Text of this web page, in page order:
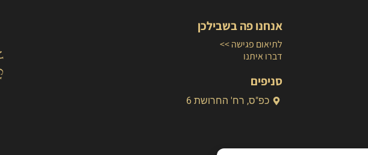
אנחנו פה בשבילכן
לתיאום פגישה >>
דברו איתנו
סניפים
כפ"ס, רח' החרושת 6